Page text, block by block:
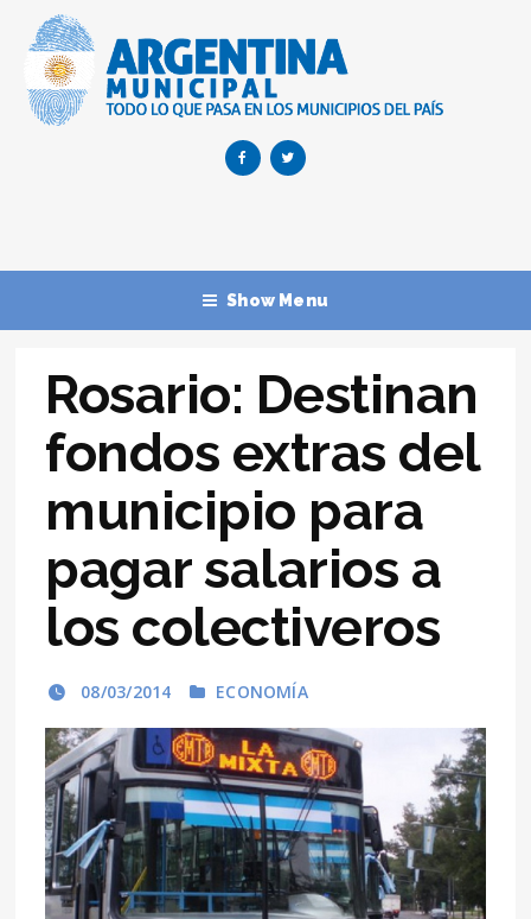
Show Menu
Rosario: Destinan
fondos extras del
municipio para
pagar salarios a
los colectiveros
08/03/2014 ECONOMÍA